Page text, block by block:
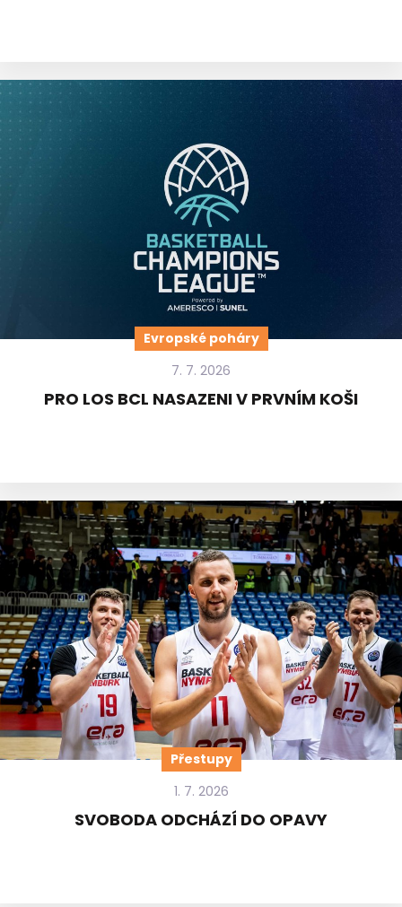
Evropské poháry
7. 7. 2026
PRO LOS BCL NASAZENI V PRVNÍM KOŠI
Přestupy
1. 7. 2026
SVOBODA ODCHÁZÍ DO OPAVY